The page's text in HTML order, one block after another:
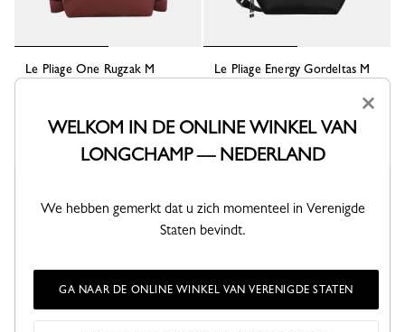
Le Pliage One Rugzak M
+ 1
Le Pliage Energy Gordeltas M
×
WELKOM IN DE ONLINE WINKEL VAN
LONGCHAMP — NEDERLAND
We hebben gemerkt dat u zich momenteel in Verenigde
Staten bevindt.
GA NAAR DE ONLINE WINKEL VAN VERENIGDE STATEN